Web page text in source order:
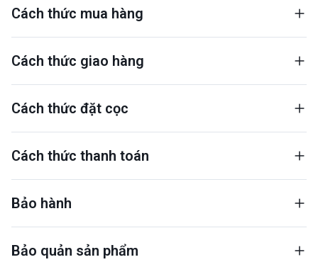
Cách thức mua hàng
Cách thức giao hàng
Cách thức đặt cọc
Cách thức thanh toán
Bảo hành
Bảo quản sản phẩm